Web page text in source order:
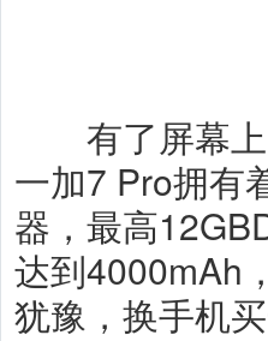
有了屏幕上
一加7 Pro拥有
器，最高
达到4000mAh
犹豫，换手机